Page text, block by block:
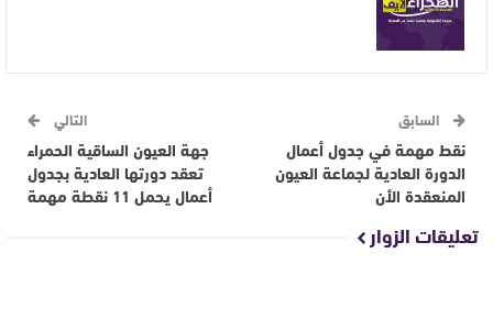
السابق
نقط مهمة في جدول أعمال
الدورة العادية لجماعة العيون
المنعقدة الأن
التالي
جهة العيون الساقية الحمراء
تعقد دورتها العادية بجدول
أعمال يحمل 11 نقطة مهمة
تعليقات الزوار